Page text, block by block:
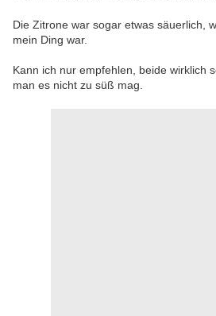
Die Zitrone war sogar etwas säuerlich,
mein Ding war.
Kann ich nur empfehlen, beide wirklich
man es nicht zu süß mag.